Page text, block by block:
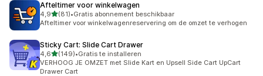
Afteltimer voor winkelwagen
4,9van 5 sterren
(81)
81 recensies in totaal
•Gratis abonnement beschikbaar
Afteltimer voor winkelwagenreservering om de omzet te verhogen
Sticky Cart: Slide Cart Drawer
4,6van 5 sterren
(149)
149 recensies in totaal
•Gratis te installeren
VERHOOG JE OMZET met Slide Kart en Upsell Side Cart UpCart
Drawer Cart